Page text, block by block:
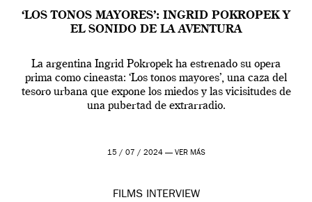
‘LOS TONOS MAYORES’: INGRID POKROPEK Y
EL SONIDO DE LA AVENTURA
La argentina Ingrid Pokropek ha estrenado su opera
prima como cineasta: ‘Los tonos mayores’, una caza del
tesoro urbana que expone los miedos y las vicisitudes de
una pubertad de extrarradio.
15 / 07 / 2024 — VER MÁS
FILMS INTERVIEW